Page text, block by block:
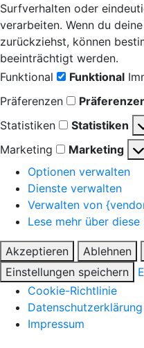
Surfverhalten oder
verarbeiten. Wenn du
zurückziehst, können
beeinträchtigt werden.
Funktional
Funktional
Präferenzen
Statistiken
Statistiken
Marketing
Marketing
Optionen verwalten
Dienste verwalten
Verwalten von
Lese mehr über
Akzeptieren Ablehnen
Einstellungen speichern
Cookie-Richtlinie
Datenschutzerklärung
Impressum